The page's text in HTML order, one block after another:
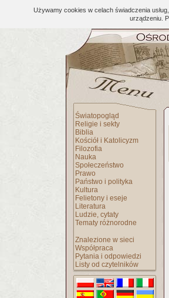
Używamy cookies w celach świadczenia
urządzeniu.
Światopogląd
Religie i sekty
Biblia
Kościół i Katolicyzm
Filozofia
Nauka
Społeczeństwo
Prawo
Państwo i polityka
Kultura
Felietony i eseje
Literatura
Ludzie, cytaty
Tematy różnorodne
Znalezione w sieci
Współpraca
Pytania i odpowiedzi
Listy od czytelników